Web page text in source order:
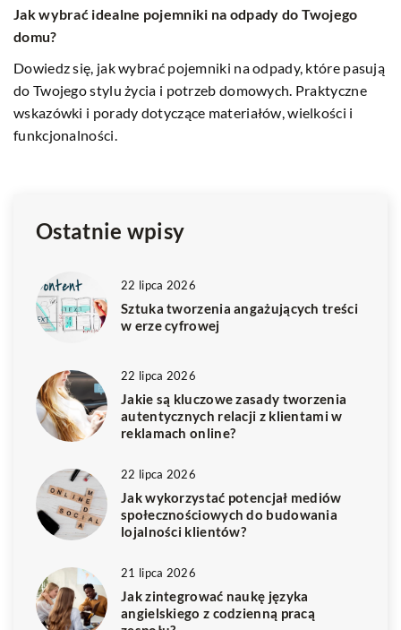
22 lipca 2026
Dowiedz się, jak kreować wartościowe i przyciągające
treści, które angażują czytelników i budują relacje w
zdominowanym przez technologię świecie online.
Ostatnie wpisy
22 lipca 2026
Sztuka tworzenia angażujących treści
w erze cyfrowej
22 lipca 2026
Jakie są kluczowe zasady tworzenia
autentycznych relacji z klientami w
reklamach online?
22 lipca 2026
Jak wykorzystać potencjał mediów
społecznościowych do budowania
lojalności klientów?
21 lipca 2026
Jak zintegrować naukę języka
angielskiego z codzienną pracą